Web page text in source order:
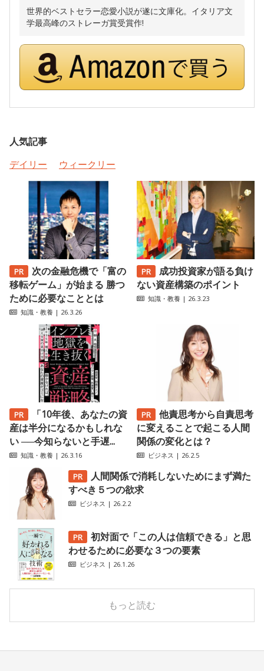
世界的ベストセラー恋愛小説が遂に文庫化。イタリア文
学最高峰のストレーガ賞受賞作!
人気記事
デイリー
ウィークリー
次の金融危機で「富の
移転ゲーム」が始まる 勝つ
ために必要なこととは
知識・教養 | 26.3.26
成功投資家が語る負け
ない資産構築のポイント
知識・教養 | 26.3.23
「10年後、あなたの資
産は半分になるかもしれな
い ──今知らないと手遅...
知識・教養 | 26.3.16
他責思考から自責思考
に変えることで起こる人間
関係の変化とは？
ビジネス | 26.2.5
人間関係で消耗しないためにまず満た
すべき５つの欲求
ビジネス | 26.2.2
初対面で「この人は信頼できる」と思
わせるために必要な３つの要素
ビジネス | 26.1.26
もっと読む